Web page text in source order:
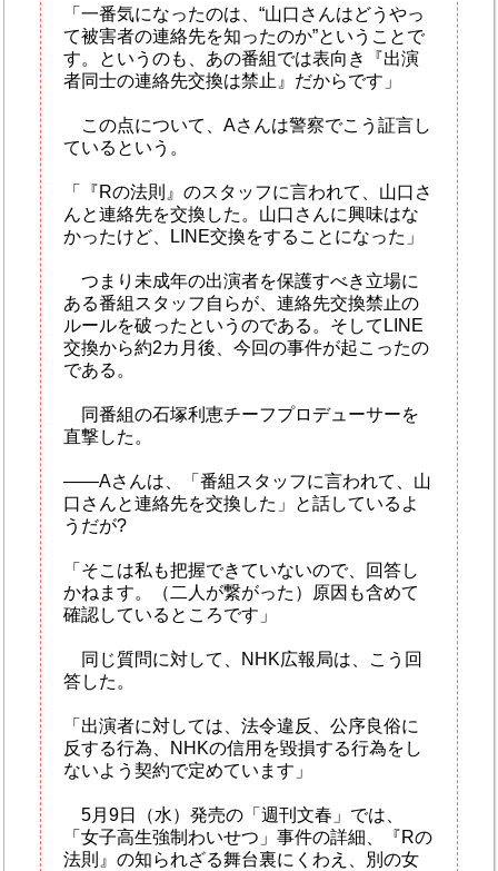
「一番気になったのは、“山口さんはどうやっ
て被害者の連絡先を知ったのか”ということで
す。というのも、あの番組では表向き『出演
者同士の連絡先交換は禁止』だからです」
この点について、Aさんは警察でこう証言し
ているという。
「『Rの法則』のスタッフに言われて、山口さ
んと連絡先を交換した。山口さんに興味はな
かったけど、LINE交換をすることになった」
つまり未成年の出演者を保護すべき立場に
ある番組スタッフ自らが、連絡先交換禁止の
ルールを破ったというのである。そしてLINE
交換から約2カ月後、今回の事件が起こったの
である。
同番組の石塚利恵チーフプロデューサーを
直撃した。
――Aさんは、「番組スタッフに言われて、山
口さんと連絡先を交換した」と話しているよ
うだが?
「そこは私も把握できていないので、回答し
かねます。（二人が繋がった）原因も含めて
確認しているところです」
同じ質問に対して、NHK広報局は、こう回
答した。
「出演者に対しては、法令違反、公序良俗に
反する行為、NHKの信用を毀損する行為をし
ないよう契約で定めています」
5月9日（水）発売の「週刊文春」では、
「女子高生強制わいせつ」事件の詳細、『Rの
法則』の知られざる舞台裏にくわえ、別の女